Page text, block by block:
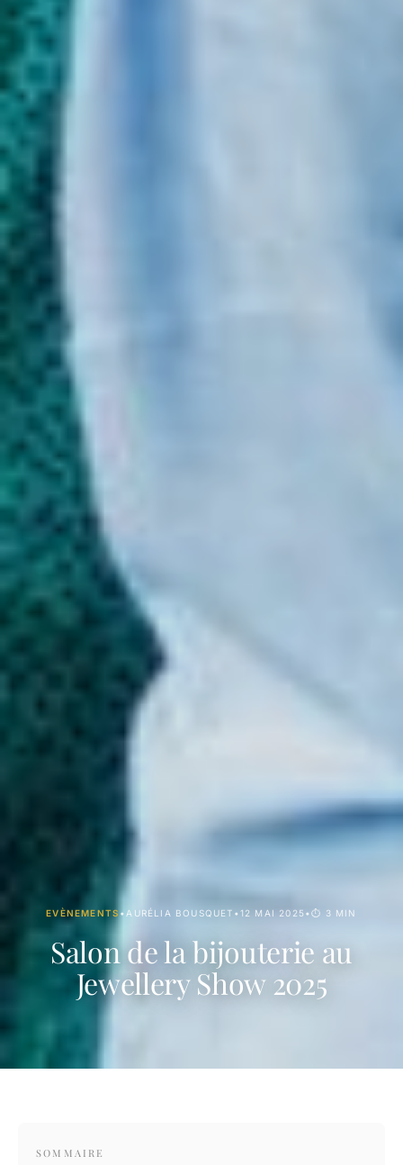
EVÈNEMENTS • AURÉLIA BOUSQUET •12 MAI 2025•⏱ 3 MIN
Salon de la bijouterie au
Jewellery Show 2025
SOMMAIRE